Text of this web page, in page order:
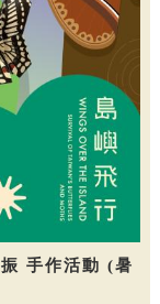
手作活動 (暑